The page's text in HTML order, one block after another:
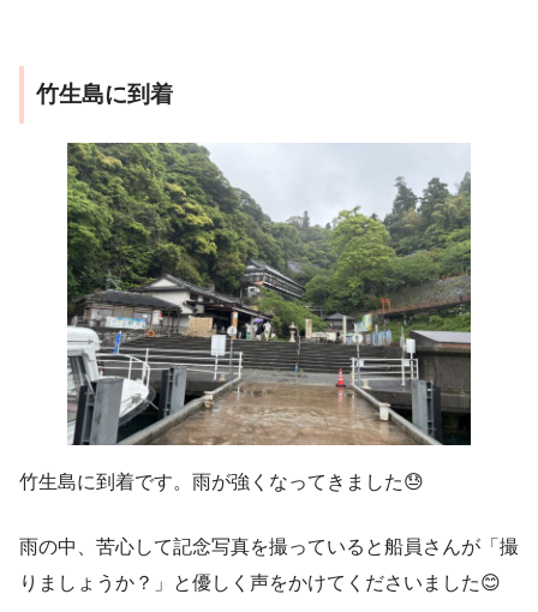
竹生島に到着
竹生島に到着です。雨が強くなってきました😓
雨の中、苦心して記念写真を撮っていると船員さんが「撮
りましょうか？」と優しく声をかけてくださいました😊